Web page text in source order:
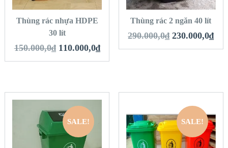
Thùng rác nhựa HDPE
30 lít
150.000,0₫ 110.000,0₫
Thùng rác 2 ngăn 40 lít
290.000,0₫ 230.000,0₫
SALE!
QUICK LOOK
SALE!
QUICK LOOK